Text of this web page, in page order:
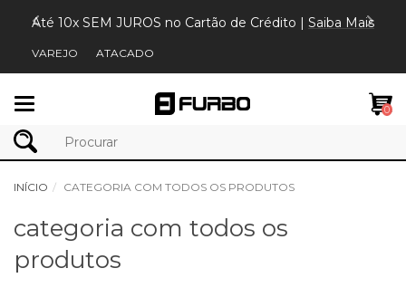
Até 10x SEM JUROS no Cartão de Crédito | Saiba Mais
VAREJO ATACADO
0
INÍCIO CATEGORIA COM TODOS OS PRODUTOS
categoria com todos os
produtos